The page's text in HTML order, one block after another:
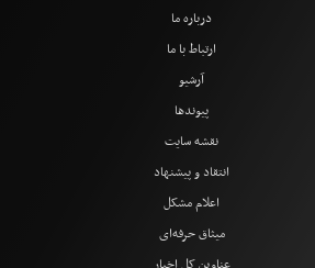
درباره ما
ارتباط با ما
آرشیو
پیوندها
نقشه سایت
انتقاد و پیشنهاد
اعلام مشکل
میثاق حرفه‌ای